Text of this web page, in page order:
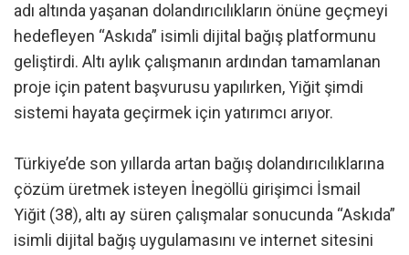
adı altında yaşanan dolandırıcılıkların önüne geçmeyi
hedefleyen “Askıda” isimli dijital bağış platformunu
geliştirdi. Altı aylık çalışmanın ardından tamamlanan
proje için patent başvurusu yapılırken, Yiğit şimdi
sistemi hayata geçirmek için yatırımcı arıyor.
Türkiye’de son yıllarda artan bağış dolandırıcılıklarına
çözüm üretmek isteyen İnegöllü girişimci İsmail
Yiğit (38), altı ay süren çalışmalar sonucunda “Askıda”
isimli dijital bağış uygulamasını ve internet sitesini